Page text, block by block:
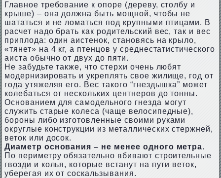
Главное требование к опоре (дереву, столбу и
крыше) – она должна быть мощной, чтобы не
шататься и не ломаться под крупными птицами. В
расчет надо брать как родительский вес, так и вес
приплода: один аистенок, становясь на крыло,
«тянет» на 4 кг, а птенцов у среднестатистического
аиста обычно от двух до пяти.
Не забудьте также, что стерхи очень любят
модернизировать и укреплять свое жилище, год от
года утяжеляя его. Вес такого “гнездышка” может
колебаться от нескольких центнеров до тонны.
Основанием для самодельного гнезда могут
служить старые колеса (чаще велосипедные),
бороны либо изготовленные своими руками
округлые конструкции из металлических стержней,
веток или досок.
Диаметр основания – не менее одного метра.
По периметру обязательно вбивают строительные
гвозди и колья, которые встанут на пути веток,
уберегая их от соскальзывания.